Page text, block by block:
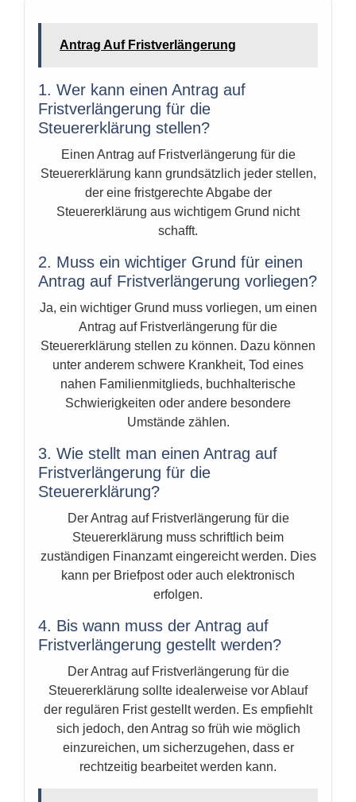
Antrag Auf Fristverlängerung
1. Wer kann einen Antrag auf
Fristverlängerung für die
Steuererklärung stellen?
Einen Antrag auf Fristverlängerung für die
Steuererklärung kann grundsätzlich jeder stellen,
der eine fristgerechte Abgabe der
Steuererklärung aus wichtigem Grund nicht
schafft.
2. Muss ein wichtiger Grund für einen
Antrag auf Fristverlängerung vorliegen?
Ja, ein wichtiger Grund muss vorliegen, um einen
Antrag auf Fristverlängerung für die
Steuererklärung stellen zu können. Dazu können
unter anderem schwere Krankheit, Tod eines
nahen Familienmitglieds, buchhalterische
Schwierigkeiten oder andere besondere
Umstände zählen.
3. Wie stellt man einen Antrag auf
Fristverlängerung für die
Steuererklärung?
Der Antrag auf Fristverlängerung für die
Steuererklärung muss schriftlich beim
zuständigen Finanzamt eingereicht werden. Dies
kann per Briefpost oder auch elektronisch
erfolgen.
4. Bis wann muss der Antrag auf
Fristverlängerung gestellt werden?
Der Antrag auf Fristverlängerung für die
Steuererklärung sollte idealerweise vor Ablauf
der regulären Frist gestellt werden. Es empfiehlt
sich jedoch, den Antrag so früh wie möglich
einzureichen, um sicherzugehen, dass er
rechtzeitig bearbeitet werden kann.